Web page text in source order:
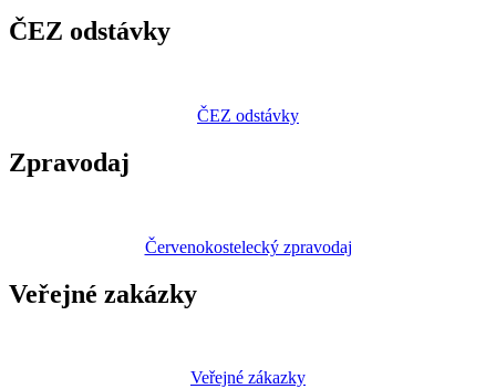
ČEZ odstávky
ČEZ odstávky
Zpravodaj
Červenokostelecký zpravodaj
Veřejné zakázky
Veřejné zákazky